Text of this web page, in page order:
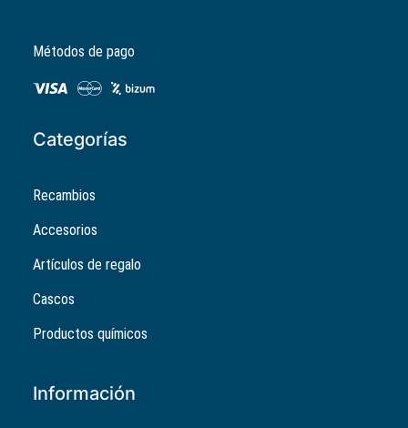
Métodos de pago
Categorías
Recambios
Accesorios
Artículos de regalo
Cascos
Productos químicos
Información